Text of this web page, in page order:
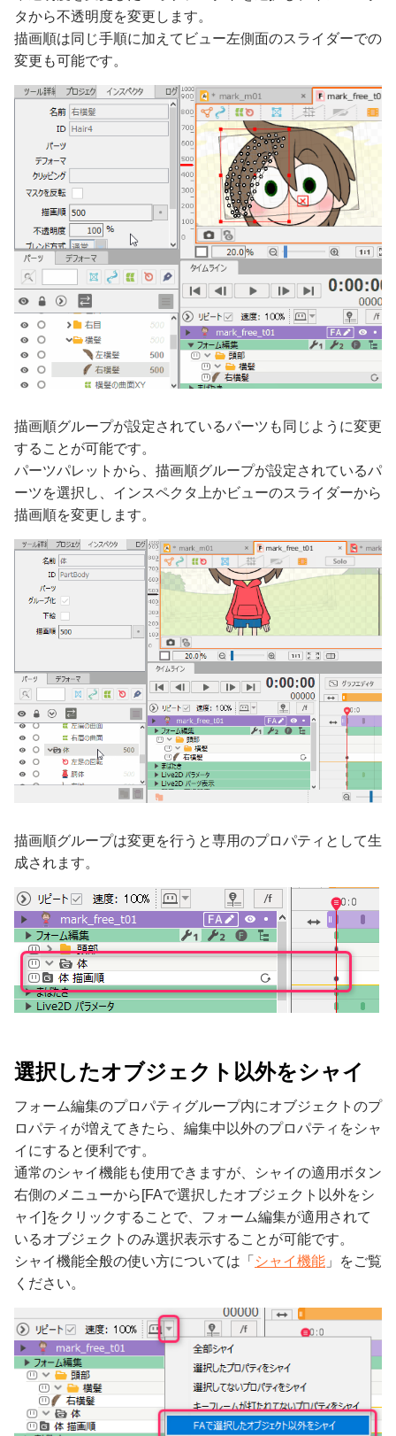
タから不透明度を変更します。
描画順は同じ手順に加えてビュー左側面のスライダーでの
変更も可能です。
描画順グループが設定されているパーツも同じように変更
することが可能です。
パーツパレットから、描画順グループが設定されているパ
ーツを選択し、インスペクタ上かビューのスライダーから
描画順を変更します。
描画順グループは変更を行うと専用のプロパティとして生
成されます。
選択したオブジェクト以外をシャイ
フォーム編集のプロパティグループ内にオブジェクトのプ
ロパティが増えてきたら、編集中以外のプロパティをシャ
イにすると便利です。
通常のシャイ機能も使用できますが、シャイの適用ボタン
右側のメニューから[FAで選択したオブジェクト以外をシ
ャイ]をクリックすることで、フォーム編集が適用されて
いるオブジェクトのみ選択表示することが可能です。
シャイ機能全般の使い方については「 シャイ機能 」をご覧
ください。